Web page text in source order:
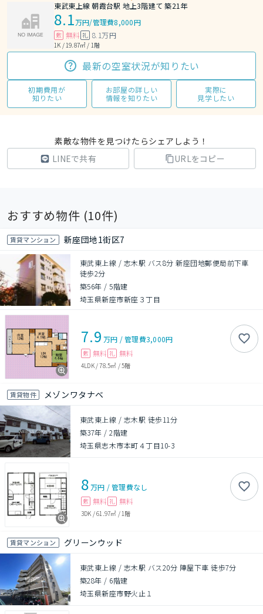
東武東上線 朝霞台駅 地上3階建て 築21年
8.1万円/管理費8,000円
敷 無料 礼 8.1万円
1K / 19.87㎡ / 1階
最新の空室状況が知りたい
初期費用が
知りたい
お部屋の詳しい
情報を知りたい
実際に
見学したい
素敵な物件を見つけたらシェアしよう！
LINEで共有
URLをコピー
おすすめ物件 (10件)
賃貸マンション 新座団地1街区7
東武東上線 / 志木駅 バス8分 新座団地郵便局前下車
徒歩2分
築56年 /5階建
埼玉県新座市新座３丁目
7.9 万円 /管理費3,000円
敷 無料 礼 無料
4LDK/78.5㎡ /5階
賃貸物件 メゾンワタナベ
東武東上線 / 志木駅 徒歩11分
築37年 /2階建
埼玉県志木市本町４丁目10-3
8万円 /管理費なし
敷 無料 礼 無料
3DK /61.97㎡ / 1階
賃貸マンション グリーンウッド
東武東上線 / 志木駅 バス20分 陣屋下車 徒歩7分
築28年 / 6階建
埼玉県新座市野火止１